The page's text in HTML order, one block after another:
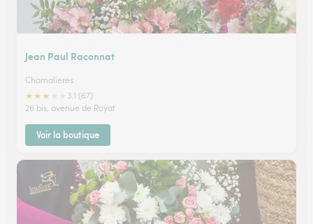
Jean Paul Raconnat
Chamalieres
★★★
3.1 (67)
26 bis, avenue de Royat
Voir la boutique